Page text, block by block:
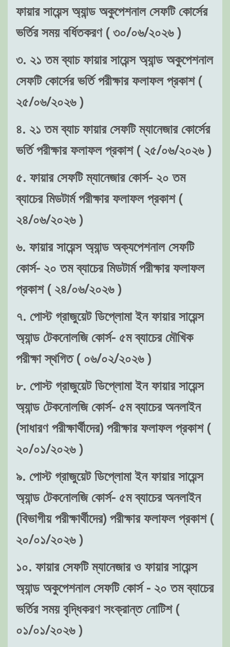
ফায়ার সায়েন্স অ্যান্ড অকুপেশনাল সেফটি কোর্সের
ভর্তির সময় বর্ধিতকরণ ( ৩০/০৬/২০২৬ )
৩. ২১ তম ব্যাচ ফায়ার সায়েন্স অ্যান্ড অকুপেশনাল
সেফটি কোর্সের ভর্তি পরীক্ষার ফলাফল প্রকাশ (
২৫/০৬/২০২৬ )
৪. ২১ তম ব্যাচ ফায়ার সেফটি ম্যানেজার কোর্সের
ভর্তি পরীক্ষার ফলাফল প্রকাশ ( ২৫/০৬/২০২৬ )
৫. ফায়ার সেফটি ম্যানেজার কোর্স- ২০ তম
ব্যাচের মিডটার্ম পরীক্ষার ফলাফল প্রকাশ (
২৪/০৬/২০২৬ )
৬. ফায়ার সায়েন্স অ্যান্ড অক্যপেশনাল সেফটি
কোর্স- ২০ তম ব্যাচের মিডটার্ম পরীক্ষার ফলাফল
প্রকাশ ( ২৪/০৬/২০২৬ )
৭. পোস্ট গ্রাজুয়েট ডিপ্লোমা ইন ফায়ার সায়েন্স
অ্যান্ড টেকনোলজি কোর্স- ৫ম ব্যাচের মৌখিক
পরীক্ষা স্থগিত ( ০৬/০২/২০২৬ )
৮. পোস্ট গ্রাজুয়েট ডিপ্লোমা ইন ফায়ার সায়েন্স
অ্যান্ড টেকনোলজি কোর্স- ৫ম ব্যাচের অনলাইন
(সাধারণ পরীক্ষার্থীদের) পরীক্ষার ফলাফল প্রকাশ (
২০/০১/২০২৬ )
৯. পোস্ট গ্রাজুয়েট ডিপ্লোমা ইন ফায়ার সায়েন্স
অ্যান্ড টেকনোলজি কোর্স- ৫ম ব্যাচের অনলাইন
(বিভাগীয় পরীক্ষার্থীদের) পরীক্ষার ফলাফল প্রকাশ (
২০/০১/২০২৬ )
১০. ফায়ার সেফটি ম্যানেজার ও ফায়ার সায়েন্স
অ্যান্ড অকুপেশনাল সেফটি কোর্স - ২০ তম ব্যাচের
ভর্তির সময় বৃদ্ধিকরণ সংক্রান্ত নোটিশ (
০১/০১/২০২৬ )